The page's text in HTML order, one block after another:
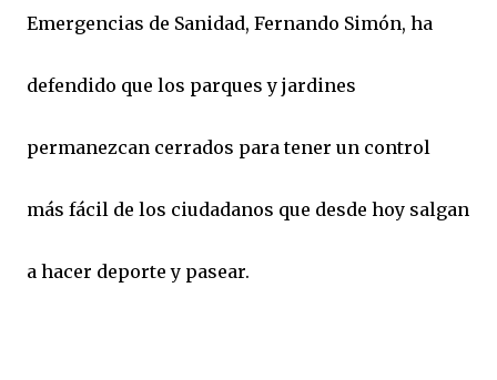
Emergencias de Sanidad, Fernando Simón, ha
defendido que los parques y jardines
permanezcan cerrados para tener un control
más fácil de los ciudadanos que desde hoy salgan
a hacer deporte y pasear.